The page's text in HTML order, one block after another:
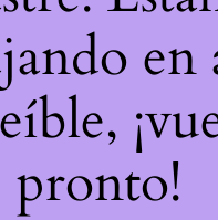
en
pronto!